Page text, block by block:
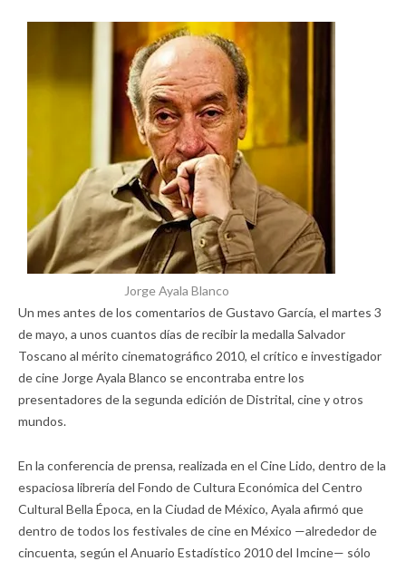
Jorge Ayala Blanco
Un mes antes de los comentarios de Gustavo García, el martes 3
de mayo, a unos cuantos días de recibir la medalla Salvador
Toscano al mérito cinematográfico 2010, el crítico e investigador
de cine Jorge Ayala Blanco se encontraba entre los
presentadores de la segunda edición de Distrital, cine y otros
mundos.
En la conferencia de prensa, realizada en el Cine Lido, dentro de la
espaciosa librería del Fondo de Cultura Económica del Centro
Cultural Bella Época, en la Ciudad de México, Ayala afirmó que
dentro de todos los festivales de cine en México —alrededor de
cincuenta, según el Anuario Estadístico 2010 del Imcine— sólo